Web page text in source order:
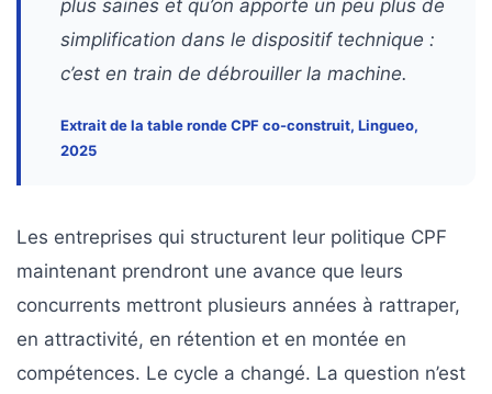
plus saines et qu’on apporte un peu plus de
simplification dans le dispositif technique :
c’est en train de débrouiller la machine.
Extrait de la table ronde CPF co-construit, Lingueo,
2025
Les entreprises qui structurent leur politique CPF
maintenant prendront une avance que leurs
concurrents mettront plusieurs années à rattraper,
en attractivité, en rétention et en montée en
compétences. Le cycle a changé. La question n’est